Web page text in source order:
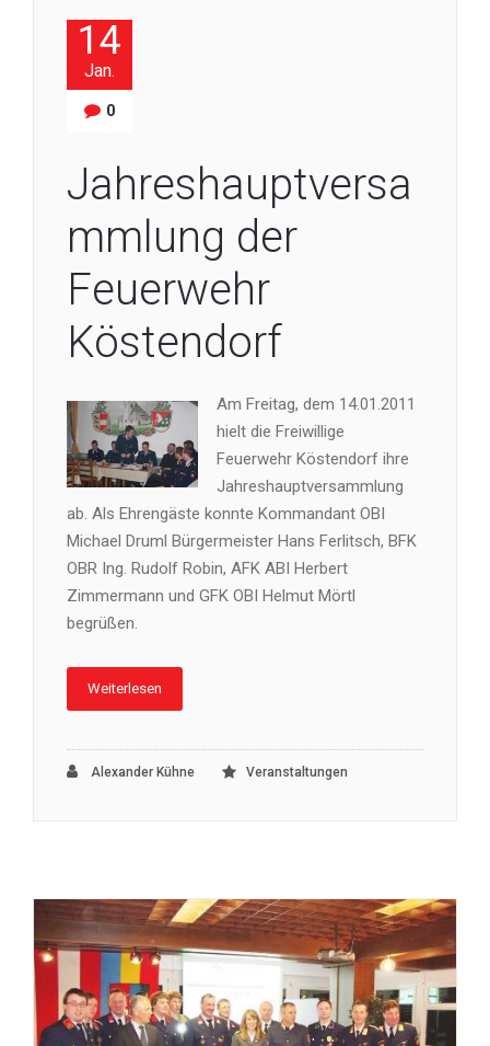
14
Jan.
0
Jahreshauptversa
mmlung der
Feuerwehr
Köstendorf
Am Freitag, dem 14.01.2011
hielt die Freiwillige
Feuerwehr Köstendorf ihre
Jahreshauptversammlung
ab. Als Ehrengäste konnte Kommandant OBI
Michael Druml Bürgermeister Hans Ferlitsch, BFK
OBR Ing. Rudolf Robin, AFK ABI Herbert
Zimmermann und GFK OBI Helmut Mörtl
begrüßen.
Weiterlesen
Alexander Kühne Veranstaltungen